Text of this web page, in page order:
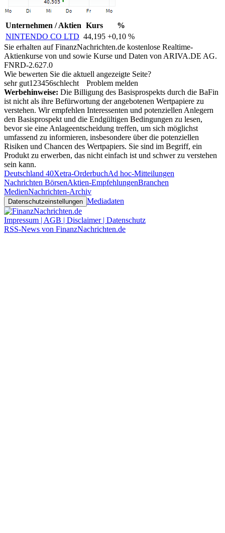
Unternehmen / Aktien Kurs
%
NINTENDO CO LTD 44,195 +0,10 %
Sie erhalten auf FinanzNachrichten.de kostenlose Realtime-
Aktienkurse von und sowie Kurse und Daten von ARIVA.DE AG.
FNRD-2.627.0
Wie bewerten Sie die aktuell angezeigte Seite?
sehr gut1 23456schlecht
Problem melden
Werbehinweise: Die Billigung des Basisprospekts durch die BaFin
ist nicht als ihre Befürwortung der angebotenen Wertpapiere zu
verstehen. Wir empfehlen Interessenten und potenziellen Anlegern
den Basisprospekt und die Endgültigen Bedingungen zu lesen,
bevor sie eine Anlageentscheidung treffen, um sich möglichst
umfassend zu informieren, insbesondere über die potenziellen
Risiken und Chancen des Wertpapiers. Sie sind im Begriff, ein
Produkt zu erwerben, das nicht einfach ist und schwer zu verstehen
sein kann.
Deutschland 40Xetra-OrderbuchAd hoc-Mitteilungen
Nachrichten BörsenAktien-EmpfehlungenBranchen
MedienNachrichten-Archiv
Datenschutzeinstellungen Mediadaten
Impressum | AGB | Disclaimer | Datenschutz
RSS-News von FinanzNachrichten.de